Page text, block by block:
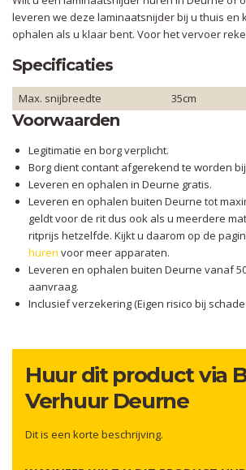
leveren we deze laminaatsnijder bij u thuis en
ophalen als u klaar bent. Voor het vervoer
Specificaties
Max. snijbreedte 35cm
Voorwaarden
Legitimatie en borg verplicht.
Borg dient contant afgerekend te worden
Leveren en ophalen in Deurne gratis.
Leveren en ophalen buiten Deurne tot
geldt voor de rit dus ook als u meerdere
ritprijs hetzelfde. Kijkt u daarom op de
huren voor meer apparaten.
Leveren en ophalen buiten Deurne vanaf
aanvraag.
Inclusief verzekering (Eigen risico bij schade
Huur dit product via
Verhuur Deurne
Dit is een korte beschrijving.